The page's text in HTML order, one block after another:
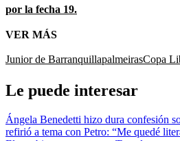
por la fecha 19.
VER MÁS
Junior de BarranquillapalmeirasCopa
Le puede interesar
Ángela Benedetti hizo dura confesión
refirió a tema con Petro: “Me quedé